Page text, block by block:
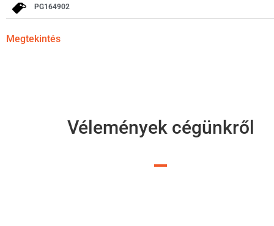
PG164902
Megtekintés
Vélemények cégünkről